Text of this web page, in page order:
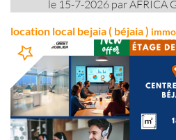
le 15-7-2026 par AFRICA
location local bejaia ( béjaia )